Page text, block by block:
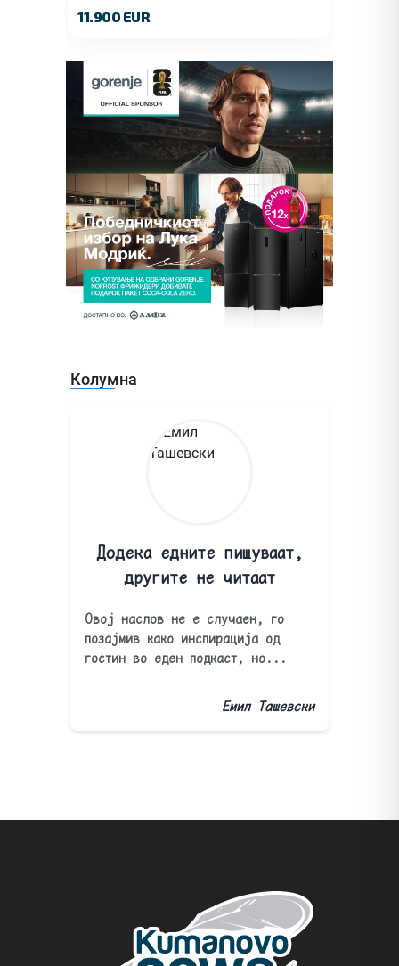
11.900 EUR
Колумна
Додека едните пишуваат,
другите не читаат
Овој наслов не е случаен, го
позајмив како инспирација од
гостин во еден подкаст, но...
Емил Ташевски